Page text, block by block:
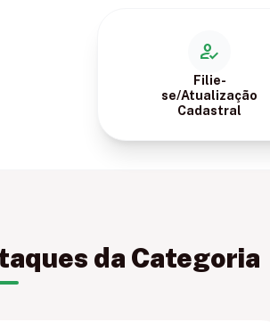
how_to_reg
Filie-
se/Atualização
Cadastral
da Categoria